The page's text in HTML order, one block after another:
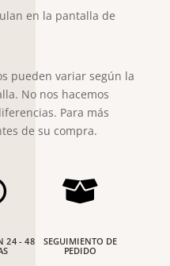
en la pantalla de
pueden variar según la
No nos hacemos
Para más
de su compra.
24 - 48

SEGUIMIENTO DE
PEDIDO